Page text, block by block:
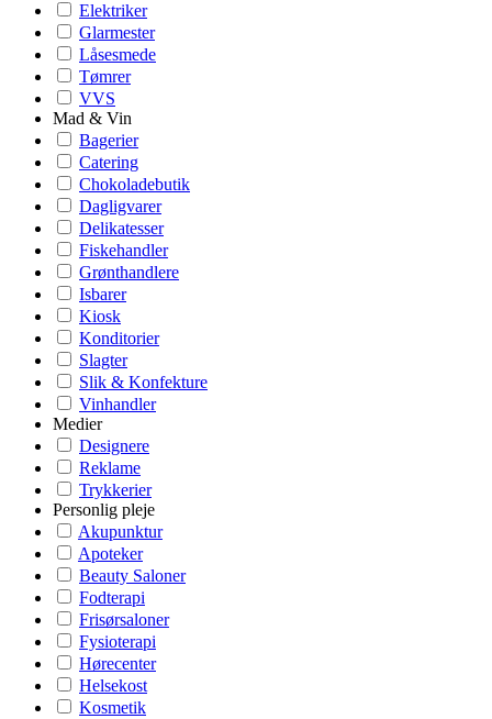
Elektriker
Glarmester
Låsesmede
Tømrer
VVS
Mad & Vin
Bagerier
Catering
Chokoladebutik
Dagligvarer
Delikatesser
Fiskehandler
Grønthandlere
Isbarer
Kiosk
Konditorier
Slagter
Slik & Konfekture
Vinhandler
Medier
Designere
Reklame
Trykkerier
Personlig pleje
Akupunktur
Apoteker
Beauty Saloner
Fodterapi
Frisørsaloner
Fysioterapi
Hørecenter
Helsekost
Kosmetik